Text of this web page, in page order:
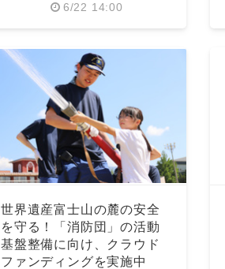
6/22 14:00
世界遺産富士山の麓の安全
を守る！「消防団」の活動
基盤整備に向け、クラウド
ファンディングを実施中